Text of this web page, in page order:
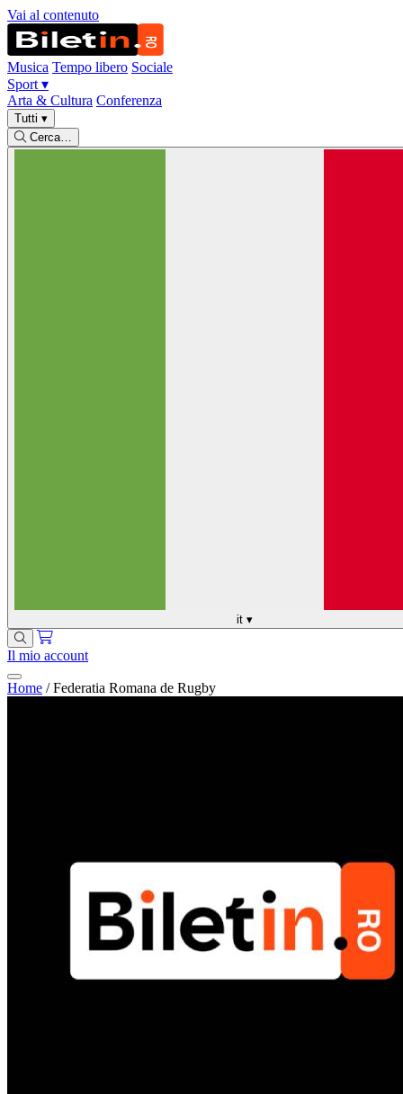
Vai al contenuto
Musica Tempo libero Sociale
Sport ▾
Arta & Cultura Conferenza
Tutti ▾
Cerca…
it ▾
Il mio account
Home / Federatia Romana de Rugby